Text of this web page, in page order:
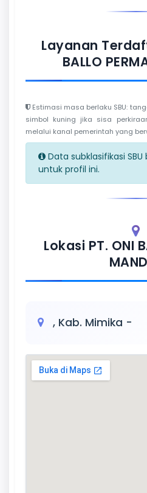
Layanan
BALLO
Estimasi masa berlaku SBU:
simbol kuning jika sisa
melalui kanal pemerintah yang
Data subklasifikasi
untuk profil ini.
Lokasi PT. ONI
, Kab. Mimika -